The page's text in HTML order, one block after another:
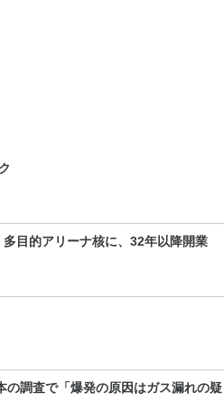
目的アリーナ核に、32年以降開業
調査で「爆発の原因はガス漏れの疑